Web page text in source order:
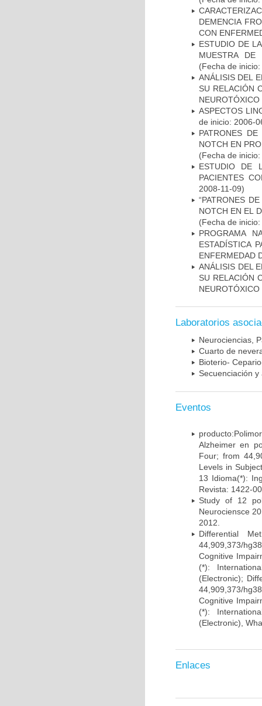
DEMENCIA
CON
ESTUDIO DE
MUESTRA DE
(Fecha de
ANÁLISIS DEL
SU RELACIÓN
NEUROTÓXICO
ASPECTOS
de inicio: 2006-
PATRONES
NOTCH EN
(Fecha de
ESTUDIO DE
PACIENTES
2008-11-09)
“PATRONES
NOTCH EN EL
(Fecha de
PROGRAMA
ESTADÍSTICA
ENFERMEDAD
ANÁLISIS DEL
SU RELACIÓN
NEUROTÓXICO
Laboratorios
Neurociencias,
Cuarto de
Bioterio-
Secuenciación
Eventos
Alzheimer en
Four; from
Levels in
13 Idioma(*):
Revista: 1422-
Study of 12
Neurociensce
2012.
Differential
44,909,373/
Cognitive
(*):
(Electronic);
44,909,373/
Cognitive
(*):
(Electronic),
Enlaces